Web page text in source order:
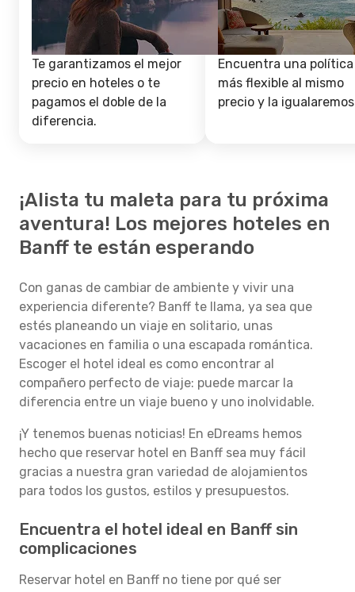
Te garantizamos el mejor
precio en hoteles o te
pagamos el doble de la
diferencia.
Encuentra una política
más flexible al mismo
precio y la
¡Alista tu maleta para tu próxima
aventura! Los mejores hoteles en
Banff te están esperando
Con ganas de cambiar de ambiente y vivir una
experiencia diferente? Banff te llama, ya sea que
estés planeando un viaje en solitario, unas
vacaciones en familia o una escapada romántica.
Escoger el hotel ideal es como encontrar al
compañero perfecto de viaje: puede marcar la
diferencia entre un viaje bueno y uno inolvidable.
¡Y tenemos buenas noticias! En eDreams hemos
hecho que reservar hotel en Banff sea muy fácil
gracias a nuestra gran variedad de alojamientos
para todos los gustos, estilos y presupuestos.
Encuentra el hotel ideal en Banff sin
complicaciones
Reservar hotel en Banff no tiene por qué ser